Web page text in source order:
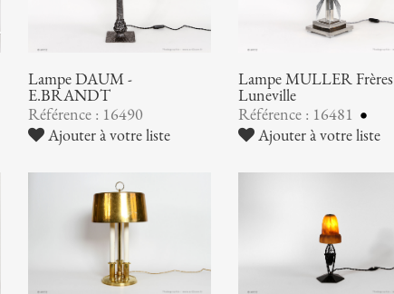
Lampe DAUM -
E.BRANDT
Référence : 16490
Ajouter à votre liste
Lampe MULLER Frères
Luneville
Référence : 16481
Ajouter à votre liste